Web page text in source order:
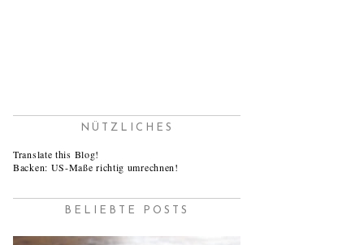
NÜTZLICHES
Translate this Blog!
Backen: US-Maße richtig umrechnen!
BELIEBTE POSTS